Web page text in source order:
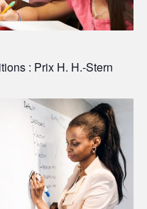
: Prix H. H.-Stern